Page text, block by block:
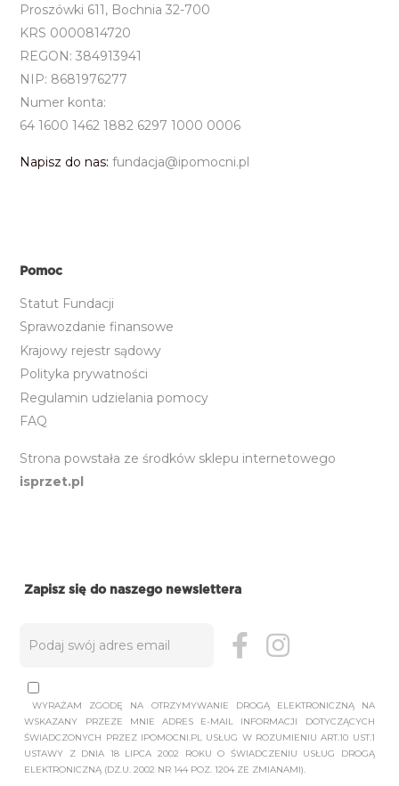
Proszówki 611, Bochnia 32-700
KRS 0000814720
REGON: 384913941
NIP: 8681976277
Numer konta:
64 1600 1462 1882 6297 1000 0006
Napisz do nas:fundacja@ipomocni.pl
Pomoc
Statut Fundacji
Sprawozdanie finansowe
Krajowy rejestr sądowy
Polityka prywatności
Regulamin udzielania pomocy
FAQ
Strona powstała ze środków sklepu internetowego
isprzet.pl
Zapisz się do naszego newslettera
WYRAŻAM ZGODĘ NA OTRZYMYWANIE DROGĄ ELEKTRONICZNĄ NA
WSKAZANY PRZEZE MNIE ADRES E-MAIL INFORMACJI DOTYCZĄCYCH
ŚWIADCZONYCH PRZEZ IPOMOCNI.PL USŁUG W ROZUMIENIU ART.10 UST.1
USTAWY Z DNIA 18 LIPCA 2002 ROKU O ŚWIADCZENIU USŁUG DROGĄ
ELEKTRONICZNĄ (DZ.U. 2002 NR 144 POZ. 1204 ZE ZMIANAMI).